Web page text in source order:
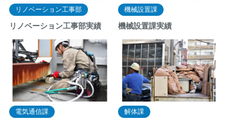
リノベーション工事部
リノベーション工事部実績
機械設置課
機械設置課実績
電気通信課 解体課